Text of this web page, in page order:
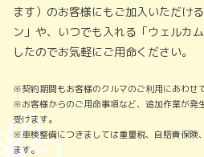
ます）のお客様にもご加入いただけ
ン」や、いつでも入れる「ウェルカ
したのでお気軽にご用命ください。
※契約期間もお客様のクルマのご利用にあわせ
※お客様からのご用命事項など、追加作業が発
受けます。
※車検整備につきましては重量税、自賠責保険
ます。